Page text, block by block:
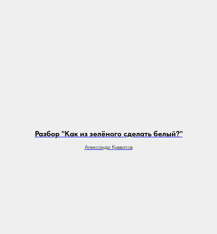
Разбор "Как из зелёного сделать белый?"
Александр Кувватов